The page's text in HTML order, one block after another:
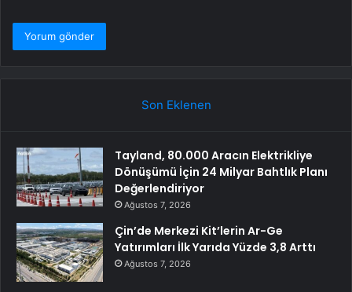
Son Eklenen
Tayland, 80.000 Aracın Elektrikliye
Dönüşümü İçin 24 Milyar Bahtlık Planı
Değerlendiriyor
Ağustos 7, 2026
Çin’de Merkezi Kit’lerin Ar-Ge
Yatırımları İlk Yarıda Yüzde 3,8 Arttı
Ağustos 7, 2026